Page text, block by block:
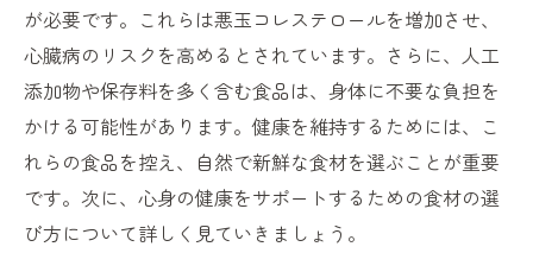
が必要です。これらは悪玉コレステロールを増加させ、
心臓病のリスクを高めるとされています。さらに、人工
添加物や保存料を多く含む食品は、身体に不要な負担を
かける可能性があります。健康を維持するためには、こ
れらの食品を控え、自然で新鮮な食材を選ぶことが重要
です。次に、心身の健康をサポートするための食材の選
び方について詳しく見ていきましょう。